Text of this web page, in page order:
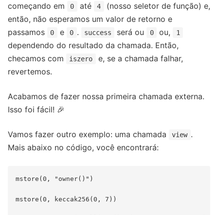
começando em
0 até 4
(nosso seletor de função) e,
então, não esperamos um valor de retorno e
passamos
0 e 0 . success será ou 0 ou, 1
dependendo do resultado da chamada. Então,
checamos com
iszero
e, se a chamada falhar,
revertemos.
Acabamos de fazer nossa primeira chamada externa.
Isso foi fácil! 🎉
Vamos fazer outro exemplo: uma chamada view .
Mais abaixo no código, você encontrará:
mstore(0, "owner()")
mstore(0, keccak256(0, 7))